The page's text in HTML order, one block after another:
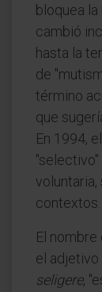
bloquea
cambió
hasta la
de
término
que
En 1994,
contextos.
El
el adjetivo
seligere,